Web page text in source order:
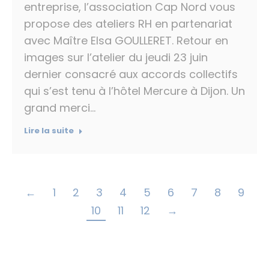
entreprise, l’association Cap Nord vous
propose des ateliers RH en partenariat
avec Maître Elsa GOULLERET. Retour en
images sur l’atelier du jeudi 23 juin
dernier consacré aux accords collectifs
qui s’est tenu à l’hôtel Mercure à Dijon. Un
grand merci…
Lire la suite
← 1 2 3 4 5 6 7 8
9
10
11 12 →